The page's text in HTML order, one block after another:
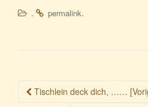
.
permalink.
Tischlein deck dich, ……